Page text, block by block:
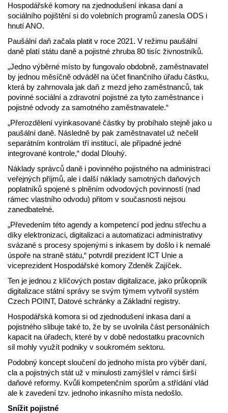
Hospodářské komory na zjednodušení inkasa daní a
sociálního pojištění si do volebních programů zanesla ODS i
hnutí ANO.
Paušální daň začala platit v roce 2021. V režimu paušální
daně platí státu daně a pojistné zhruba 80 tisíc živnostníků.
„Jedno výběrné místo by fungovalo obdobně, zaměstnavatel
by jednou měsíčně odváděl na účet finančního úřadu částku,
která by zahrnovala jak daň z mezd jeho zaměstnanců, tak
povinné sociální a zdravotní pojistné za tyto zaměstnance i
pojistné odvody za samotného zaměstnavatele.“
„Přerozdělení vyinkasované částky by probíhalo stejně jako u
paušální daně. Následně by pak zaměstnavatel už nečelil
separátním kontrolám tří institucí, ale případné jedné
integrované kontrole,“ dodal Dlouhý.
Náklady správců daně i povinného pojistného na administraci
veřejných příjmů, ale i další náklady samotných daňových
poplatníků spojené s plněním odvodových povinností (nad
rámec vlastního odvodu) přitom v současnosti nejsou
zanedbatelné.
„Převedením této agendy a kompetencí pod jednu střechu a
díky elektronizaci, digitalizaci a automatizaci administrativy
svázané s procesy spojenými s inkasem by došlo i k nemalé
úspoře na straně státu,“ potvrdil prezident ICT Unie a
viceprezident Hospodářské komory Zdeněk Zajíček.
Ten je jednou z klíčových postav digitalizace, jako průkopník
digitalizace státní správy se svým týmem vytvořil systém
Czech POINT, Datové schránky a Základní registry.
Hospodářská komora si od zjednodušení inkasa daní a
pojistného slibuje také to, že by se uvolnila část personálních
kapacit na úřadech, které by v době nedostatku pracovních
sil mohly využít podniky v soukromém sektoru.
Podobný koncept sloučení do jednoho místa pro výběr daní,
cla a pojistných stát už v minulosti zamýšlel v rámci širší
daňové reformy. Kvůli kompetenčním sporům a střídání vlád
ale k zavedení tzv. jednoho inkasního místa nedošlo.
Snížit pojistné